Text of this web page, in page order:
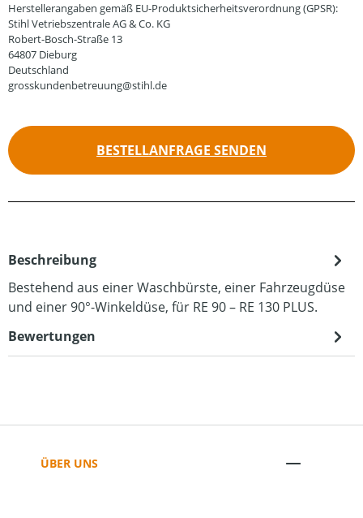
Herstellerangaben gemäß EU-Produktsicherheitsverordnung (GPSR):
Stihl Vetriebszentrale AG & Co. KG
Robert-Bosch-Straße 13
64807 Dieburg
Deutschland
grosskundenbetreuung@stihl.de
BESTELLANFRAGE SENDEN
Beschreibung
Bestehend aus einer Waschbürste, einer Fahrzeugdüse
und einer 90°-Winkeldüse, für RE 90 – RE 130 PLUS.
Bewertungen
ÜBER UNS